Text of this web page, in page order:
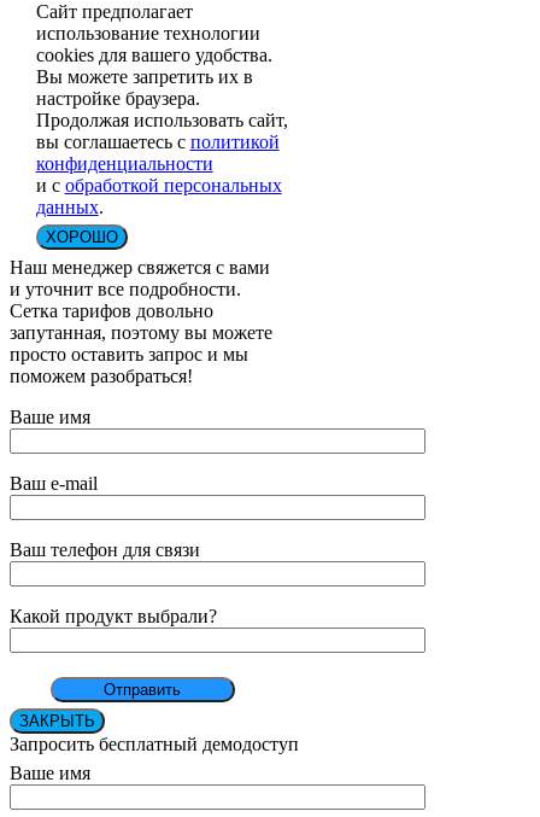
Сайт предполагает
использование технологии
cookies для вашего удобства.
Вы можете запретить их в
настройке браузера.
Продолжая использовать сайт,
вы соглашаетесь с политикой
конфиденциальности
и с обработкой персональных
данных.
ХОРОШО
Наш менеджер свяжется с вами
и уточнит все подробности.
Сетка тарифов довольно
запутанная, поэтому вы можете
просто оставить запрос и мы
поможем разобраться!
Ваше имя
Ваш e-mail
Ваш телефон для связи
Какой продукт выбрали?
ЗАКРЫТЬ
Запросить бесплатный демодоступ
Ваше имя